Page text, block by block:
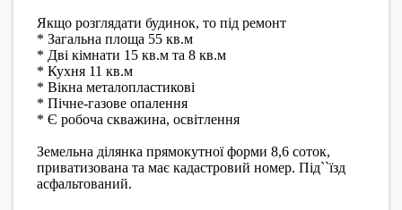
Якщо розглядати будинок, то під ремонт
* Загальна площа 55 кв.м
* Дві кімнати 15 кв.м та 8 кв.м
* Кухня 11 кв.м
* Вікна металопластикові
* Пічне-газове опалення
* Є робоча скважина, освітлення
Земельна ділянка прямокутної форми 8,6 соток,
приватизована та має кадастровий номер. Під``їзд
асфальтований.